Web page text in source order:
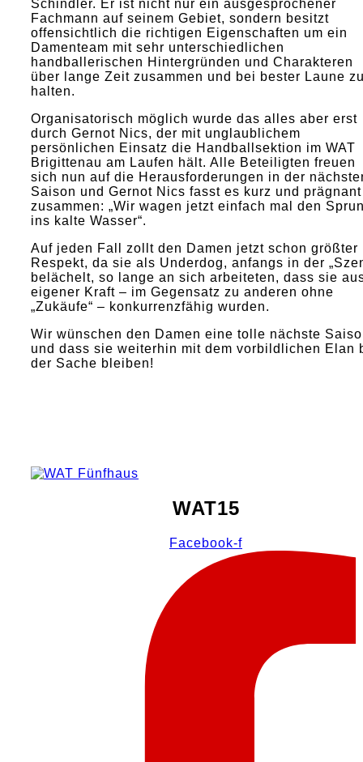
Schindler. Er ist nicht nur ein ausgesprochener
Fachmann auf seinem Gebiet, sondern besitzt
offensichtlich die richtigen Eigenschaften um ein
Damenteam mit sehr unterschiedlichen
handballerischen Hintergründen und Charakteren
über lange Zeit zusammen und bei bester Laune
halten.
Organisatorisch möglich wurde das alles aber erst
durch Gernot Nics, der mit unglaublichem
persönlichen Einsatz die Handballsektion im WAT
Brigittenau am Laufen hält. Alle Beteiligten freuen
sich nun auf die Herausforderungen in der
Saison und Gernot Nics fasst es kurz und prägnant
zusammen: „Wir wagen jetzt einfach mal den
ins kalte Wasser“.
Auf jeden Fall zollt den Damen jetzt schon größter
Respekt, da sie als Underdog, anfangs in der
belächelt, so lange an sich arbeiteten, dass sie
eigener Kraft – im Gegensatz zu anderen ohne
„Zukäufe“ – konkurrenzfähig wurden.
Wir wünschen den Damen eine tolle nächste
und dass sie weiterhin mit dem vorbildlichen Elan
der Sache bleiben!
WAT15
Facebook-f